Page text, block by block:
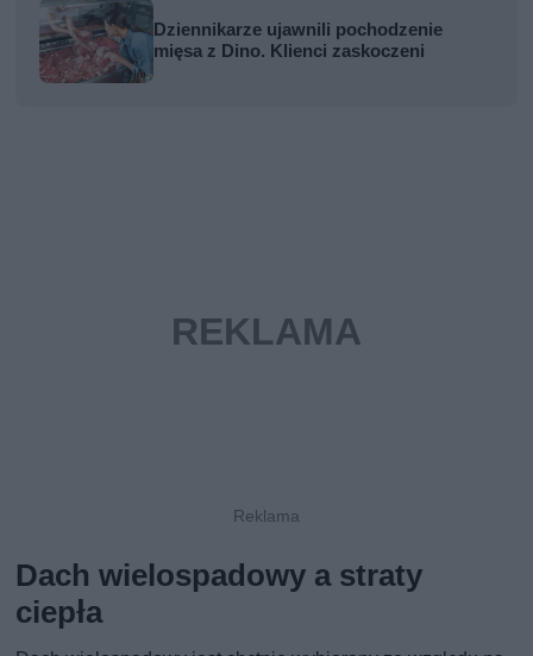
Dziennikarze ujawnili pochodzenie
mięsa z Dino. Klienci zaskoczeni
Dach wielospadowy a straty
ciepła